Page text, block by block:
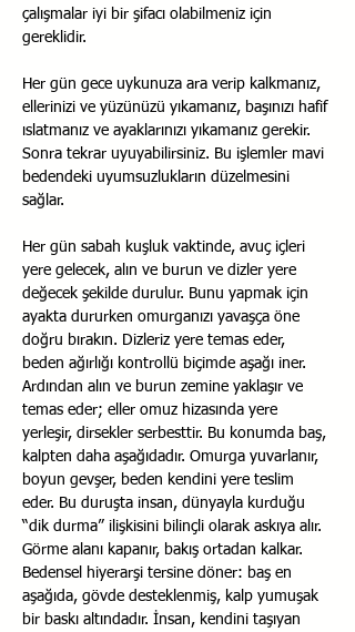
çalışmalar iyi bir şifacı olabilmeniz için
gereklidir.
Her gün gece uykunuza ara verip kalkmanız,
ellerinizi ve yüzünüzü yıkamanız, başınızı hafif
ıslatmanız ve ayaklarınızı yıkamanız gerekir.
Sonra tekrar uyuyabilirsiniz. Bu işlemler mavi
bedendeki uyumsuzlukların düzelmesini
sağlar.
Her gün sabah kuşluk vaktinde, avuç içleri
yere gelecek, alın ve burun ve dizler yere
değecek şekilde durulur. Bunu yapmak için
ayakta dururken omurganızı yavaşça öne
doğru bırakın. Dizleriz yere temas eder,
beden ağırlığı kontrollü biçimde aşağı iner.
Ardından alın ve burun zemine yaklaşır ve
temas eder; eller omuz hizasında yere
yerleşir, dirsekler serbesttir. Bu konumda baş,
kalpten daha aşağıdadır. Omurga yuvarlanır,
boyun gevşer, beden kendini yere teslim
eder. Bu duruşta insan, dünyayla kurduğu
“dik durma” ilişkisini bilinçli olarak askıya alır.
Görme alanı kapanır, bakış ortadan kalkar.
Bedensel hiyerarşi tersine döner: baş en
aşağıda, gövde desteklenmiş, kalp yumuşak
bir baskı altındadır. İnsan, kendini taşıyan